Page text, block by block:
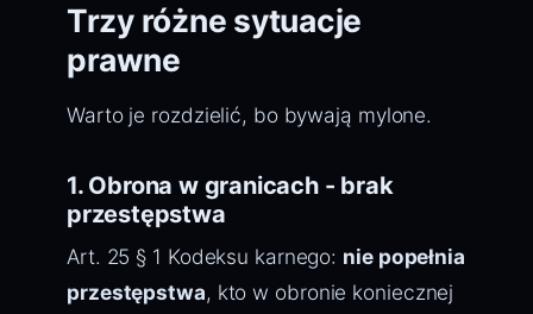
Trzy różne sytuacje
prawne
Warto je rozdzielić, bo bywają mylone.
1. Obrona w granicach - brak
przestępstwa
Art. 25 § 1 Kodeksu karnego: nie popełnia
przestępstwa, kto w obronie koniecznej